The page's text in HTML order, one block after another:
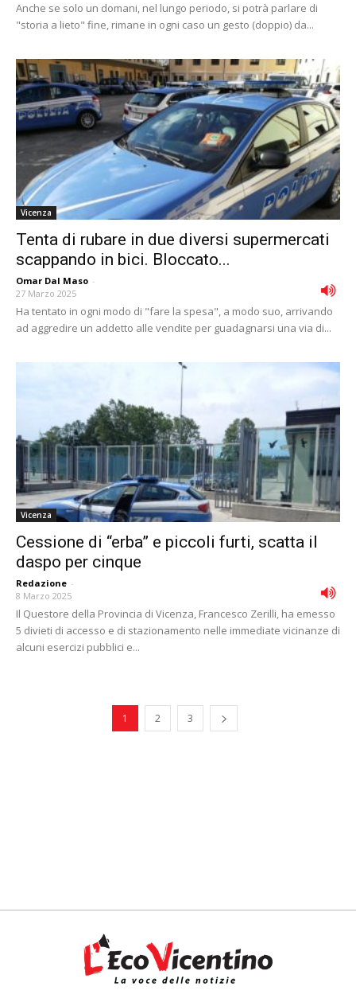
Anche se solo un domani, nel lungo periodo, si potrà parlare di
"storia a lieto" fine, rimane in ogni caso un gesto (doppio) da...
Vicenza
Tenta di rubare in due diversi supermercati
scappando in bici. Bloccato...
Omar Dal Maso -
27 Marzo 2025
Ha tentato in ogni modo di "fare la spesa", a modo suo, arrivando
ad aggredire un addetto alle vendite per guadagnarsi una via di...
Vicenza
Cessione di “erba” e piccoli furti, scatta il
daspo per cinque
Redazione -
8 Marzo 2025
Il Questore della Provincia di Vicenza, Francesco Zerilli, ha emesso
5 divieti di accesso e di stazionamento nelle immediate vicinanze di
alcuni esercizi pubblici e...
1 2 3